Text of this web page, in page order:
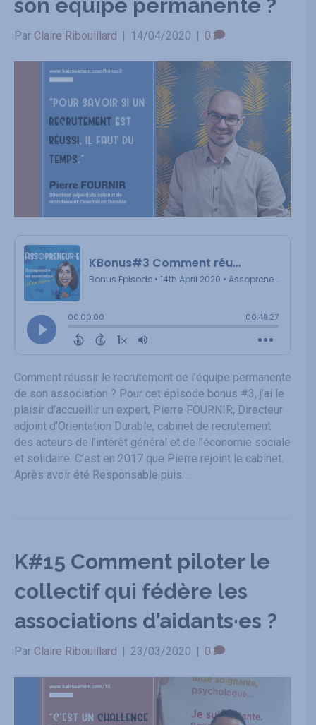
son équipe permanente ?
Par Claire Ribouillard | 14/04/2020 | 0
Comment réussir le recrutement de l’équipe permanente
de son association ? Pour cet épisode bonus #3, j’ai le
plaisir d’accueillir un expert, Pierre FOURNIR, Directeur
adjoint d’Orientation Durable, cabinet de recrutement
des acteurs de l’intérêt général et de l’économie sociale
et solidaire. C’est en 2017 que Pierre rejoint le cabinet.
Après avoir été Responsable puis…
K#15 Comment piloter le
collectif qui fédère les
associations d’aidants·es ?
Par Claire Ribouillard | 23/03/2020 | 0